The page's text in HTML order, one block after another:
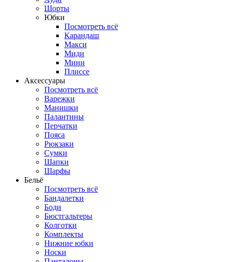
Шорты
Юбки
Посмотреть всё
Карандаш
Макси
Миди
Мини
Плиссе
Аксессуары
Посмотреть всё
Варежки
Манишки
Палантины
Перчатки
Пояса
Рюкзаки
Сумки
Шапки
Шарфы
Бельё
Посмотреть всё
Бандалетки
Боди
Бюстгальтеры
Колготки
Комплекты
Нижние юбки
Носки